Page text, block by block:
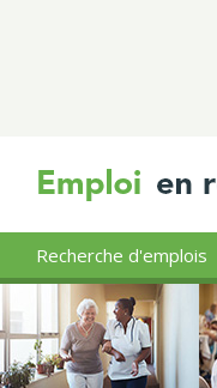
Recherche d'emplois